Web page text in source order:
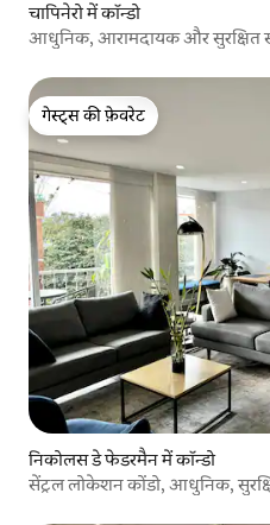
चापिनेरो में कॉन्डो
आधुनिक, आरामदायक और सुरक्षित
गेस्ट्स की फ़ेवरेट
गेस्ट्स की फ़ेवरेट
निकोलस डे फेडरमैन में कॉन्डो
सेंट्रल लोकेशन कोंडो, आधुनिक,